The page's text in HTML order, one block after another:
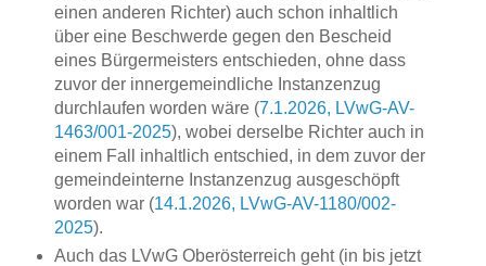
einen anderen Richter) auch schon inhaltlich
über eine Beschwerde gegen den Bescheid
eines Bürgermeisters entschieden, ohne dass
zuvor der innergemeindliche Instanzenzug
durchlaufen worden wäre (7.1.2026, LVwG-AV-
1463/001-2025), wobei derselbe Richter auch in
einem Fall inhaltlich entschied, in dem zuvor der
gemeindeinterne Instanzenzug ausgeschöpft
worden war (14.1.2026, LVwG-AV-1180/002-
2025).
Auch das LVwG Oberösterreich geht (in bis jetzt